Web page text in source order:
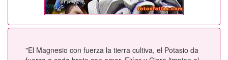
"El Magnesio con fuerza la tierra cultiva, el Potasio da